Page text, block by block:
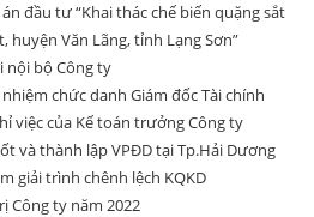
đầu tư “Khai thác chế biến quặng sắt
huyện Văn Lãng, tỉnh Lạng Sơn”
nội bộ Công ty
chức danh Giám đốc Tài chính
việc của Kế toán trưởng Công ty
và thành lập VPĐD tại Tp.Hải Dương
giải trình chênh lệch KQKD
Công ty năm 2022